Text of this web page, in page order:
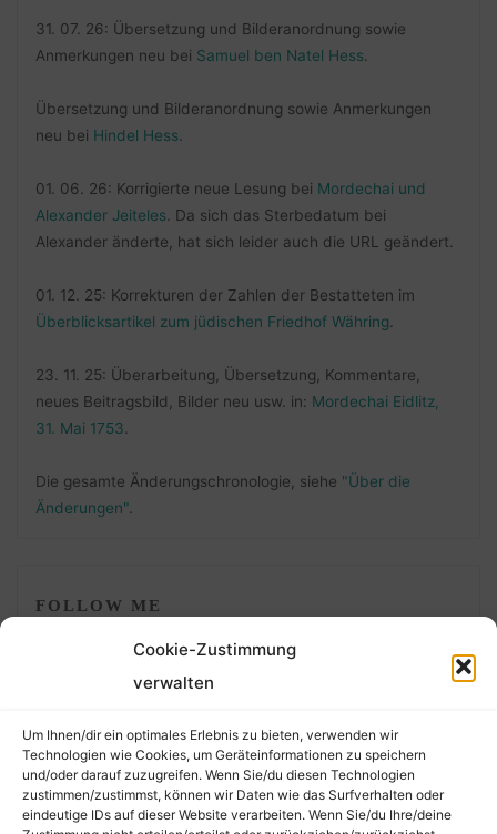
Cookie-Zustimmung
verwalten
Um Ihnen/dir ein optimales Erlebnis zu bieten, verwenden wir
Technologien wie Cookies, um Geräteinformationen zu speichern
und/oder darauf zuzugreifen. Wenn Sie/du diesen Technologien
zustimmen/zustimmst, können wir Daten wie das Surfverhalten oder
eindeutige IDs auf dieser Website verarbeiten. Wenn Sie/du Ihre/deine
31. 07. 26: Übersetzung und Bilderanordnung sowie
Anmerkungen neu bei Samuel ben Natel Hess
Übersetzung und Bilderanordnung sowie Anmerkungen
neu bei Hindel Hess
01. 06. 26: Korrigierte neue Lesung bei Mordechai und
Alexander Jeiteles . Da sich das Sterbedatum bei
Alexander änderte, hat sich leider auch die URL geändert.
01. 12. 25: Korrekturen der Zahlen der Bestatteten im
Überblicksartikel zum jüdischen Friedhof Währing
23. 11. 25: Überarbeitung, Übersetzung, Kommentare,
neues Beitragsbild, Bilder neu usw. in: Mordechai Eidlitz,
31. Mai 1753
Die gesamte Änderungschronologie, siehe "Über die
Änderungen".
FOLLOW ME